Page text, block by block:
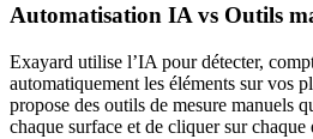
Automatisation IA vs Outils
Exayard utilise l’IA pour détecter,
automatiquement les éléments sur vos
propose des outils de mesure manuels
chaque surface et de cliquer sur chaque